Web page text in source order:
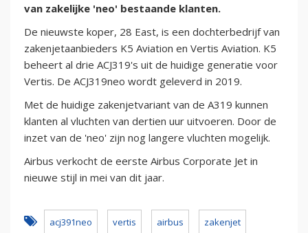
van zakelijke 'neo' bestaande klanten.
De nieuwste koper, 28 East, is een dochterbedrijf van
zakenjetaanbieders K5 Aviation en Vertis Aviation. K5
beheert al drie ACJ319's uit de huidige generatie voor
Vertis. De ACJ319neo wordt geleverd in 2019.
Met de huidige zakenjetvariant van de A319 kunnen
klanten al vluchten van dertien uur uitvoeren. Door de
inzet van de 'neo' zijn nog langere vluchten mogelijk.
Airbus verkocht de eerste Airbus Corporate Jet in
nieuwe stijl in mei van dit jaar.
acj391neo vertis airbus zakenjet